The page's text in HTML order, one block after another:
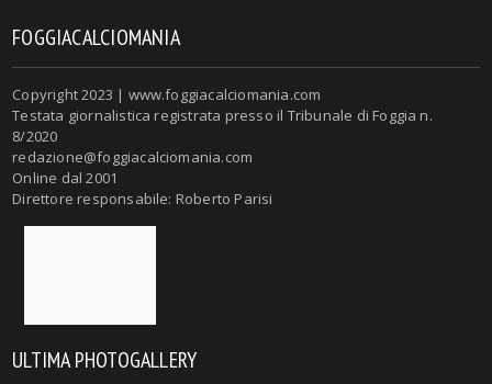
FOGGIACALCIOMANIA
Copyright 2023 | www.foggiacalciomania.com
Testata giornalistica registrata presso il Tribunale di Foggia n.
8/2020
redazione@foggiacalciomania.com
Online dal 2001
Direttore responsabile: Roberto Parisi
ULTIMA PHOTOGALLERY